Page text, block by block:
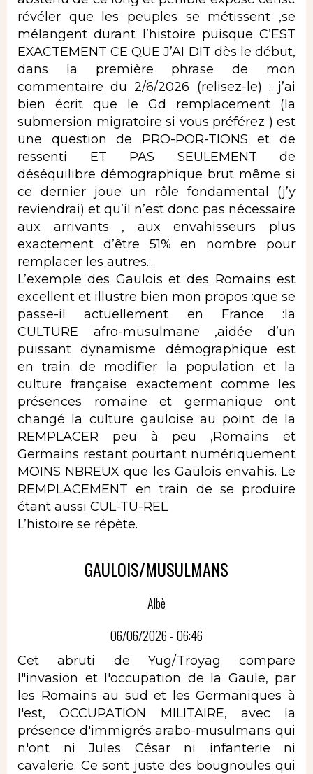
révéler que les peuples se métissent ,se
mélangent durant l’histoire puisque C’EST
EXACTEMENT CE QUE J’AI DIT dès le début,
dans la première phrase de mon
commentaire du 2/6/2026 (relisez-le) : j’ai
bien écrit que le Gd remplacement (la
submersion migratoire si vous préférez ) est
une question de PRO-POR-TIONS et de
ressenti ET PAS SEULEMENT de
déséquilibre démographique brut même si
ce dernier joue un rôle fondamental (j’y
reviendrai) et qu’il n’est donc pas nécessaire
aux arrivants , aux envahisseurs plus
exactement d’être 51% en nombre pour
remplacer les autres...
L’exemple des Gaulois et des Romains est
excellent et illustre bien mon propos :que se
passe-il actuellement en France :la
CULTURE afro-musulmane ,aidée d’un
puissant dynamisme démographique est
en train de modifier la population et la
culture française exactement comme les
présences romaine et germanique ont
changé la culture gauloise au point de la
REMPLACER peu à peu ,Romains et
Germains restant pourtant numériquement
MOINS NBREUX que les Gaulois envahis. Le
REMPLACEMENT en train de se produire
étant aussi CUL-TU-REL
L’histoire se répète.
GAULOIS/MUSULMANS
Albè
06/06/2026 - 06:46
Cet abruti de Yug/Troyag compare
l"invasion et l'occupation de la Gaule, par
les Romains au sud et les Germaniques à
l'est, OCCUPATION MILITAIRE, avec la
présence d'immigrés arabo-musulmans qui
n'ont ni Jules César ni infanterie ni
cavalerie. Ce sont juste des bougnoules qui